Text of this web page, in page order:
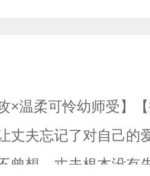
×温柔可怜幼师受】​
丈夫忘记了对自己
曾想，丈夫根本没有